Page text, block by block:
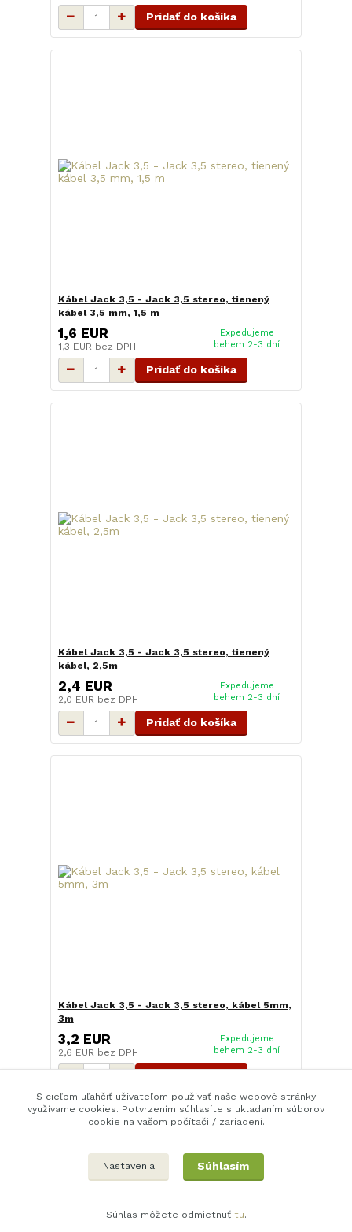
Pridať do košíka
Kábel Jack 3,5 - Jack 3,5 stereo, tienený
kábel 3,5 mm, 1,5 m
1,6 EUR
1,3 EUR bez DPH
Expedujeme
behem 2-3 dní
Pridať do košíka
Kábel Jack 3,5 - Jack 3,5 stereo, tienený
kábel, 2,5m
2,4 EUR
2,0 EUR bez DPH
Expedujeme
behem 2-3 dní
Pridať do košíka
Kábel Jack 3,5 - Jack 3,5 stereo, kábel 5mm,
3m
3,2 EUR
2,6 EUR bez DPH
Expedujeme
behem 2-3 dní
strana z 1
S cieľom uľahčiť užívateľom používať naše webové stránky
využívame cookies. Potvrzením súhlasíte s ukladaním súborov
cookie na vašom počítači / zariadení.
Nastavenia Súhlasím
Súhlas môžete odmietnuť tu.